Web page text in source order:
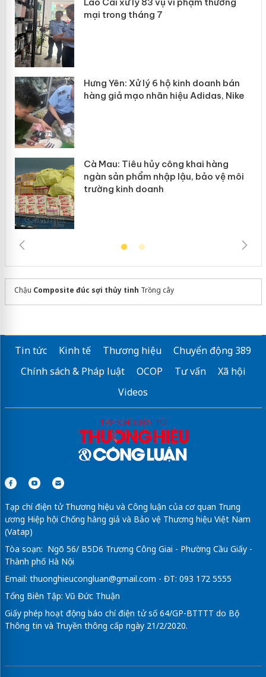
Lào Cai xử lý 83 vụ vi phạm thương
mại trong tháng 7
Hưng Yên: Xử lý 6 hộ kinh doanh bán
hàng giả mạo nhãn hiệu Adidas, Nike
Cà Mau: Tiêu hủy công khai hàng
ngàn sản phẩm nhập lậu, bảo vệ môi
trường kinh doanh
Chậu Composite đúc sợi thủy tinh Trồng cây
Tin tức Kinh tế Thương hiệu
Chuyển động 389
Chính sách & Pháp luật
OCOP Tư vấn
Xã hội
Videos
Tạp chí điện tử Thương hiệu và Công luận của cơ quan Trung
ương Hiệp hội Chống hàng giả và Bảo vệ Thương hiệu Việt Nam
(Vatap)
Tòa soạn: Ngõ 56/ B5D6 Trương Công Giai - Phường Cầu Giấy -
Thành phố Hà Nội
Email: thuonghieucongluan@gmail.com - ĐT: 093 172 5555
Tổng Biên Tập: Vũ Đức Thuận
Giấy phép hoạt động báo chí điện tử số 64/GP-BTTTT do Bộ
Thông tin và Truyền thông cấp ngày 21/2/2020.